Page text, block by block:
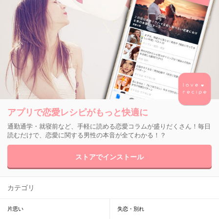
アプリで恋愛レシピがもっと快適に
通勤通学・就寝前など、手軽に読める恋愛コラムが盛りだくさん！毎日
読むだけで、恋愛に関する男性の本音が全てわかる！？
ストアでインストール
カテゴリ
片思い 失恋・別れ